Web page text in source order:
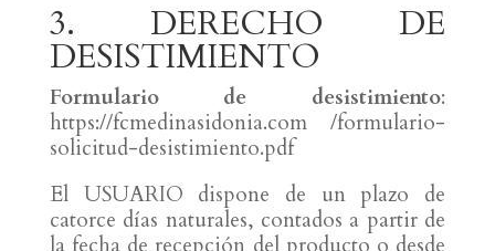
3. DERECHO DE
DESISTIMIENTO
Formulario de desistimiento:
https://fcmedinasidonia.com /formulario-
solicitud-desistimiento.pdf
El USUARIO dispone de un plazo de
catorce días naturales, contados a partir de